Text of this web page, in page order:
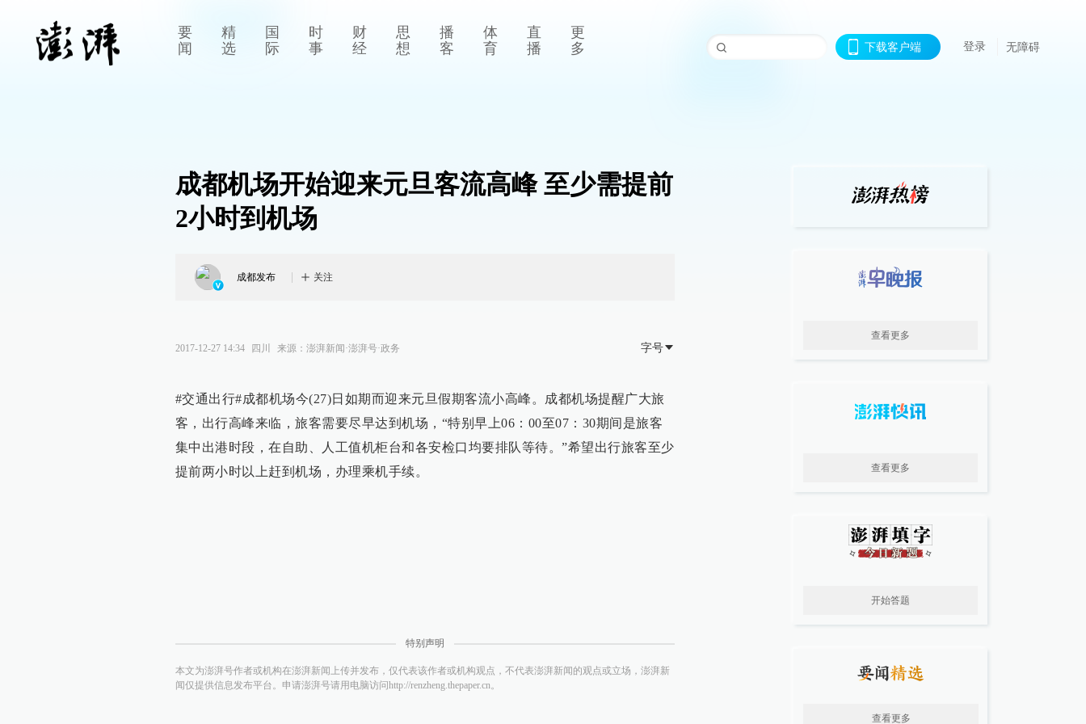
要
闻
精
选
国
际
时
事
财
经
思
想
播
客
体
育
直
播
更
多
下载客户端 登录 无障碍
成都机场开始迎来元旦客流高峰 至少需提前
2小时到机场
成都发布 关注
2017-12-27 14:34 四川 来源： 澎湃新闻·澎湃号·政务 字号
#交通出行#成都机场今(27)日如期而迎来元旦假期客流小高峰。成都机场提醒广大旅
客，出行高峰来临，旅客需要尽早达到机场，“特别早上06：00至07：30期间是旅客
集中出港时段，在自助、人工值机柜台和各安检口均要排队等待。”希望出行旅客至少
提前两小时以上赶到机场，办理乘机手续。
特别声明
本文为澎湃号作者或机构在澎湃新闻上传并发布，仅代表该作者或机构观点，不代表澎湃新闻的观点或立场，澎湃新
闻仅提供信息发布平台。申请澎湃号请用电脑访问http://renzheng.thepaper.cn。
查看更多
查看更多
开始答题
查看更多